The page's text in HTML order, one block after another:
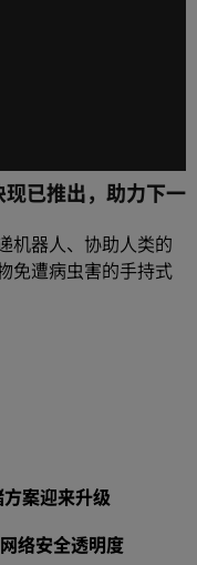
已推出，助力下一
机器人、协助人类的
免遭病虫害的手持式
案迎来升级
络安全透明度